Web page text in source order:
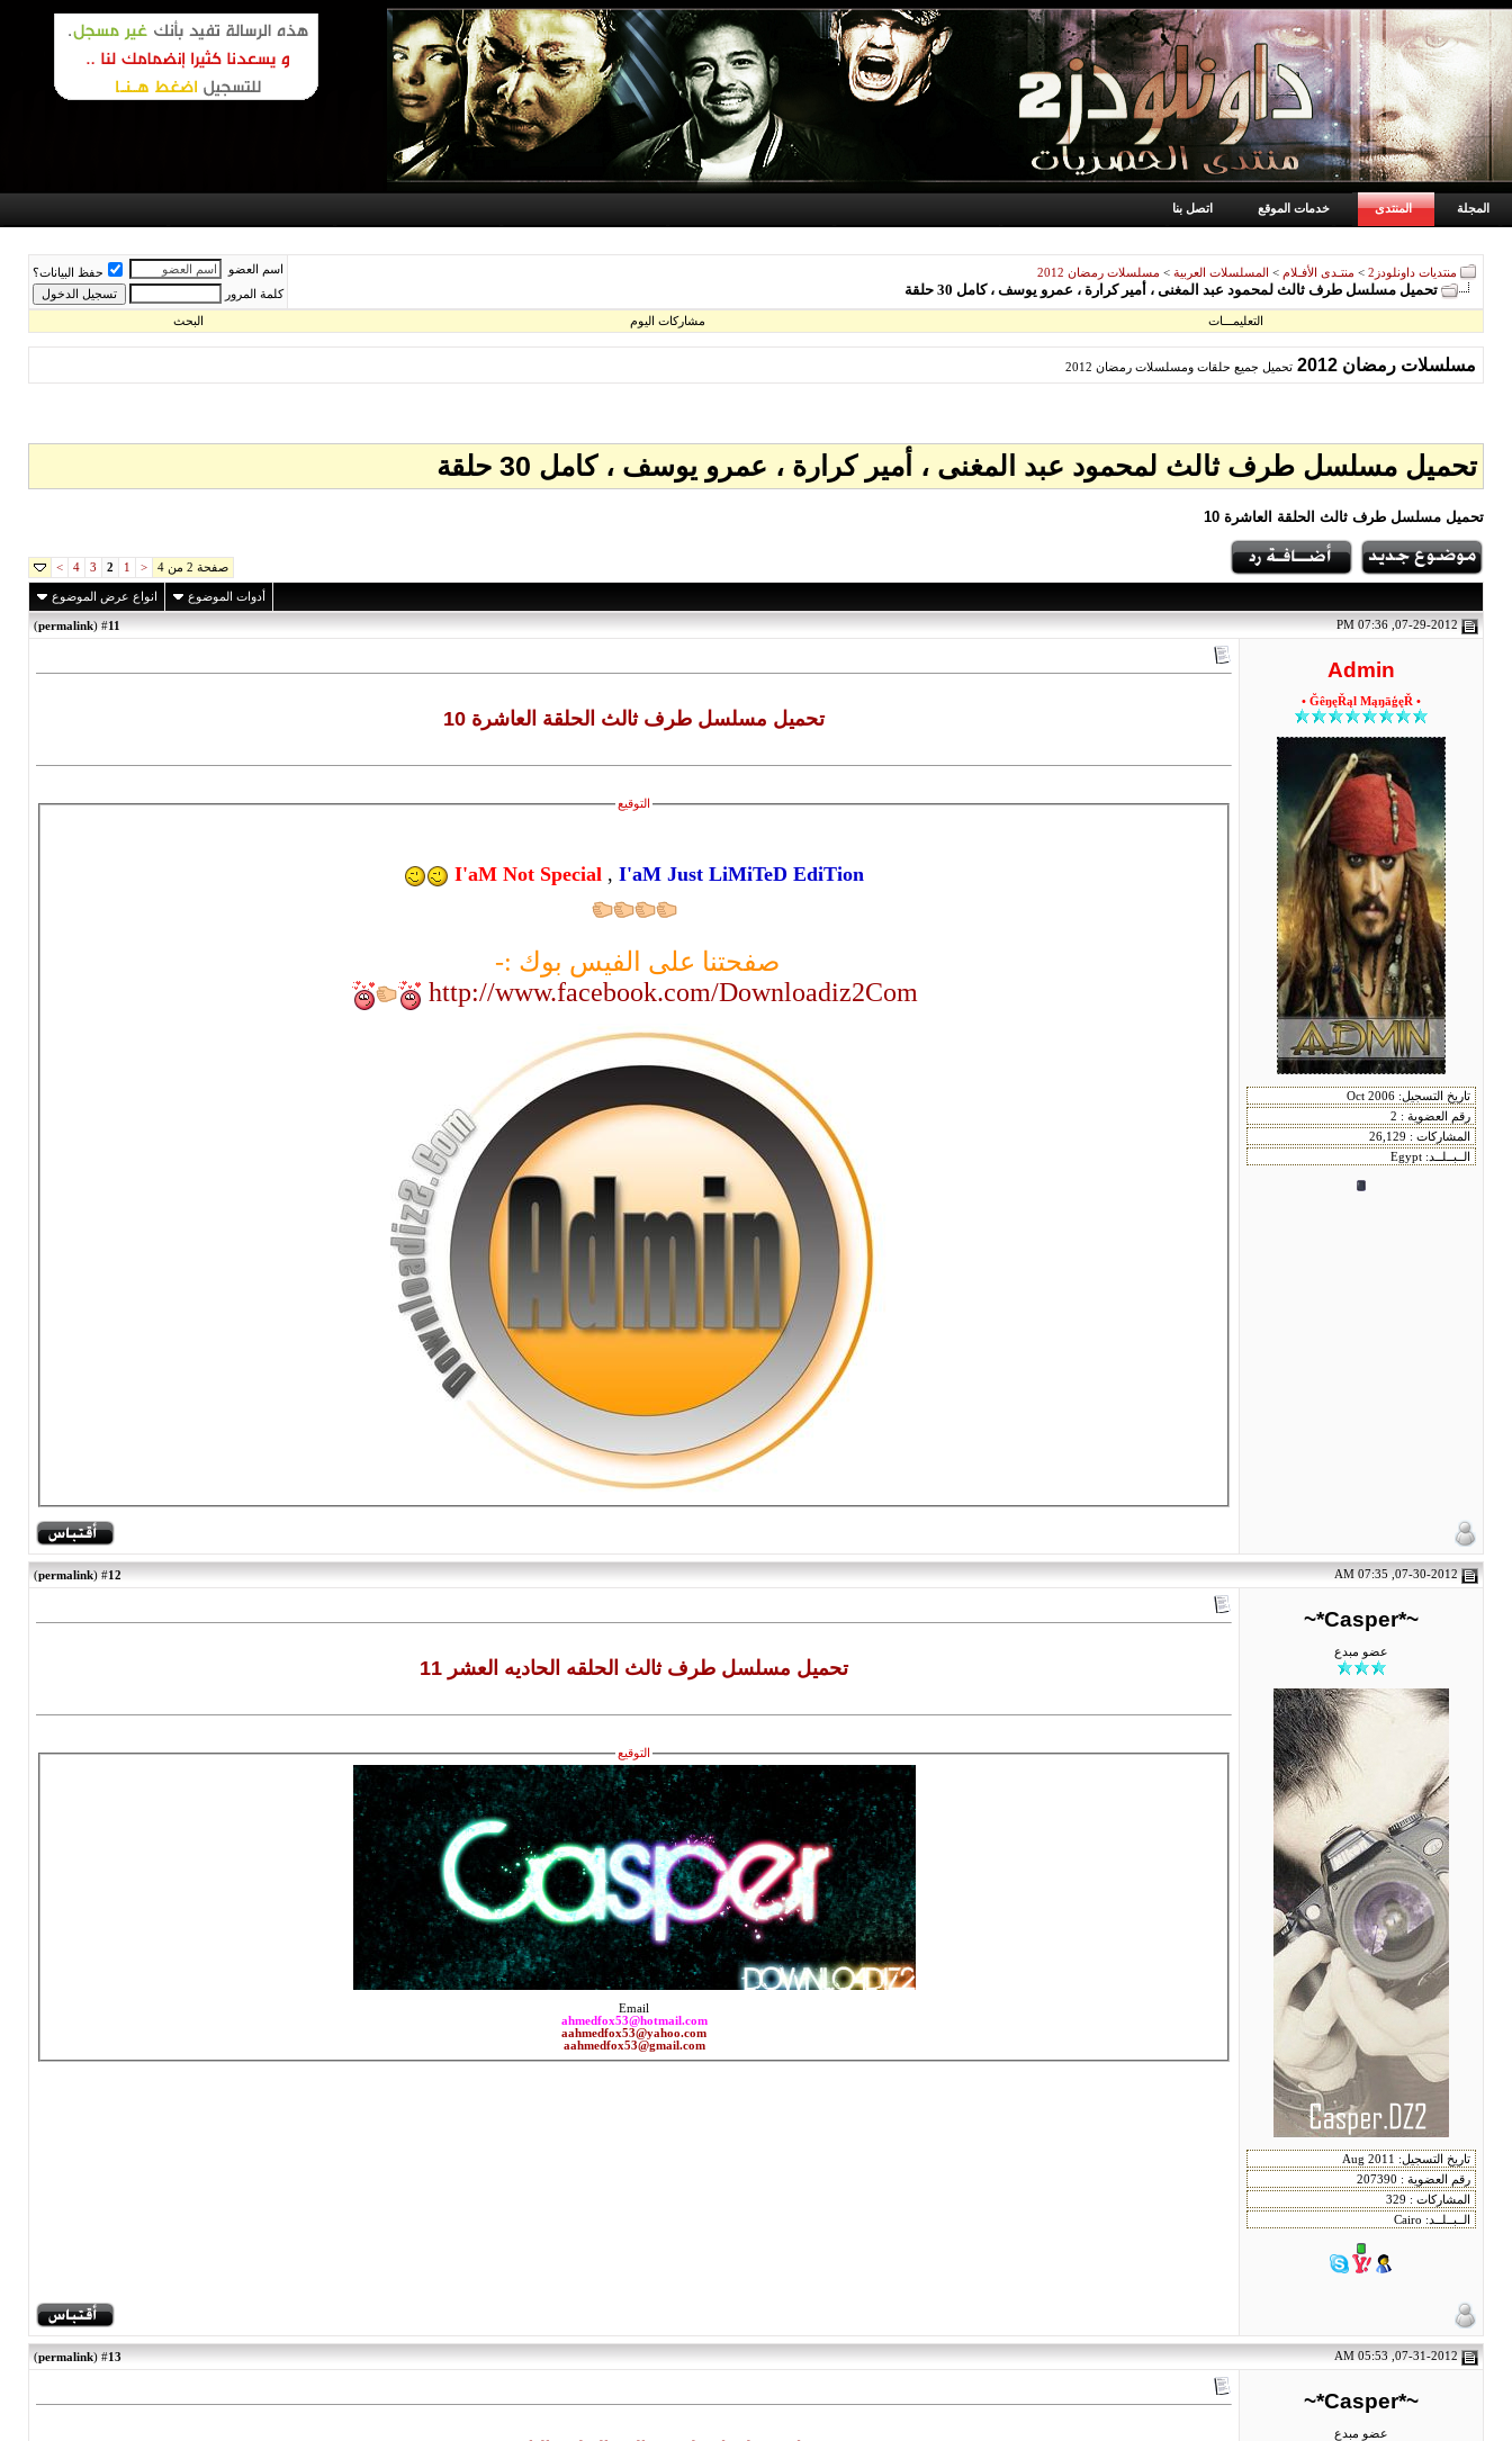
المجلة المنتدى خدمات الموقع اتصل بنا
منتديات داونلودز2 > منتـدى الأفـلام > المسلسلات العربية > مسلسلات رمضان 2012
تحميل مسلسل طرف ثالث لمحمود عبد المغنى ، أمير كرارة ، عمرو يوسف ، كامل 30 حلقة
اسم العضو
حفظ البيانات؟
كلمة المرور
التعليمـــات مشاركات اليوم البحث
مسلسلات رمضان 2012 تحميل جميع حلقات ومسلسلات رمضان 2012
تحميل مسلسل طرف ثالث لمحمود عبد المغنى ، أمير كرارة ، عمرو يوسف ، كامل 30 حلقة
تحميل مسلسل طرف ثالث الحلقة العاشرة 10
صفحة 2 من 4 <
1
2
3
4
>
أدوات الموضوع انواع عرض الموضوع
11
(
permalink
)
Admin
• ĞêŋęŘąl MąŋāģęŘ •
تحميل مسلسل طرف ثالث الحلقة العاشرة 10
التوقيع
I'aM Not Special , I'aM Just LiMiTeD EdiTion
صفحتنا على الفيس بوك :-
http://www.facebook.com/Downloadiz2Com
12
(
permalink
)
~*Casper*~
عضو مبدع
تحميل مسلسل طرف ثالث الحلقه الحاديه العشر 11
التوقيع
Email
ahmedfox53@hotmail.com
aahmedfox53@yahoo.com
aahmedfox53@gmail.com
13
(
permalink
)
~*Casper*~
عضو مبدع